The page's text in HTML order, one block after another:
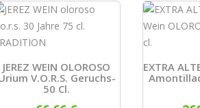
JEREZ WEIN OLOROSO
V.o.r.s. Geruchs-
50 Cl.
EXTRA